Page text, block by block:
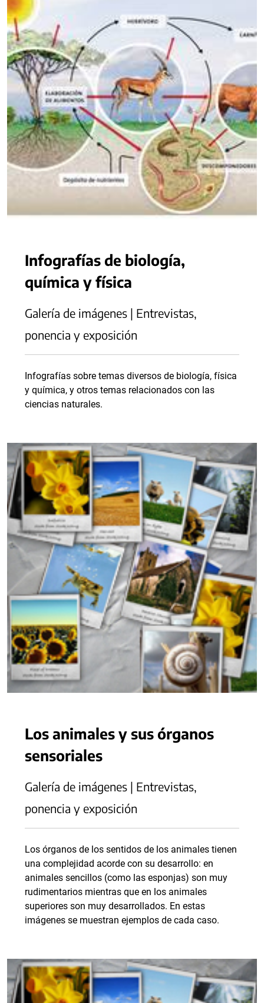
Infografías de biología,
química y física
Galería de imágenes | Entrevistas,
ponencia y exposición
Infografías sobre temas diversos de biología, física
y química, y otros temas relacionados con las
ciencias naturales.
Los animales y sus órganos
sensoriales
Galería de imágenes | Entrevistas,
ponencia y exposición
Los órganos de los sentidos de los animales tienen
una complejidad acorde con su desarrollo: en
animales sencillos (como las esponjas) son muy
rudimentarios mientras que en los animales
superiores son muy desarrollados. En estas
imágenes se muestran ejemplos de cada caso.